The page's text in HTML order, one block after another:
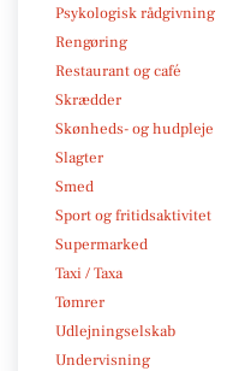
Psykologisk rådgivning
Rengøring
Restaurant og café
Skrædder
Skønheds- og hudpleje
Slagter
Smed
Sport og fritidsaktivitet
Supermarked
Taxi / Taxa
Tømrer
Udlejningselskab
Undervisning